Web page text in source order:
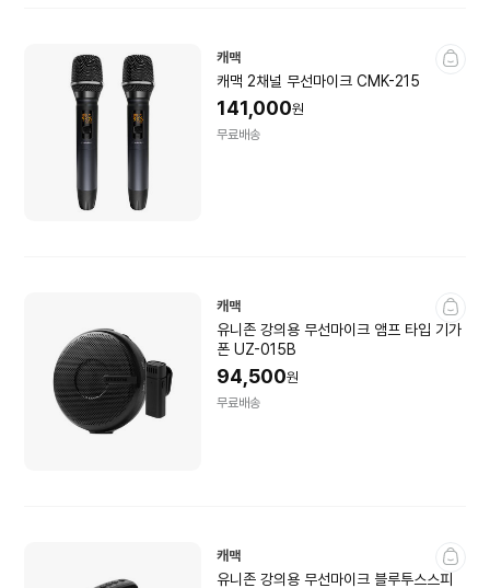
캐맥
캐맥 2채널 무선마이크 CMK-215
141,000원
무료배송
캐맥
유니존 강의용 무선마이크 앰프 타입 기가
폰 UZ-015B
94,500원
무료배송
캐맥
유니존 강의용 무선마이크 블루투스스피